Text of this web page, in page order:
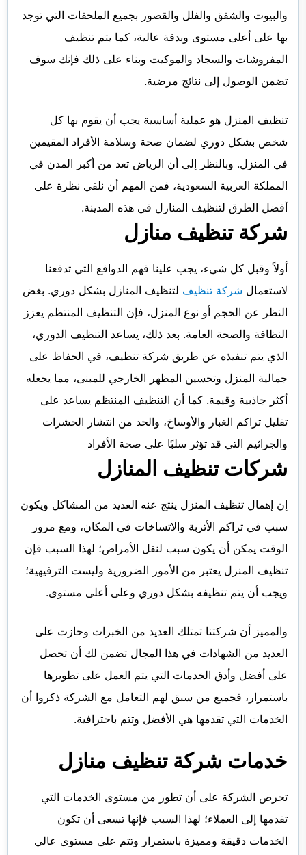
والبيوت والشقق والفلل والقصور بجميع الملحقات التي توجد
بها على أعلى مستوى وبدقة عالية، كما يتم تنظيف
المفروشات والسجاد والموكيت وبناء على ذلك فإنك سوف
تضمن الوصول إلى نتائج مرضية.
تنظيف المنزل هو عملية أساسية يجب أن يقوم بها كل
شخص بشكل دوري لضمان صحة وسلامة الأفراد المقيمين
في المنزل. وبالنظر إلى أن الرياض تعد من أكبر المدن في
المملكة العربية السعودية، فمن المهم أن نلقي نظرة على
أفضل الطرق لتنظيف المنازل في هذه المدينة.
شركة تنظيف منازل
أولاً وقبل كل شيء، يجب علينا فهم الدوافع التي تدفعنا
لاستعمال شركة تنظيف لتنظيف المنازل بشكل دوري. بغض
النظر عن الحجم أو نوع المنزل، فإن التنظيف المنتظم يعزز
النظافة والصحة العامة. بعد ذلك، يساعد التنظيف الدوري،
الذي يتم تنفيذه عن طريق شركة تنظيف، في الحفاظ على
جمالية المنزل وتحسين المظهر الخارجي للمبنى، مما يجعله
أكثر جاذبية وقيمة. كما أن التنظيف المنتظم يساعد على
تقليل تراكم الغبار والأوساخ، والحد من انتشار الحشرات
والجراثيم التي قد تؤثر سلبًا على صحة الأفراد
شركات تنظيف المنازل
إن إهمال تنظيف المنزل ينتج عنه العديد من المشاكل ويكون
سبب في تراكم الأتربة والاتساخات في المكان، ومع مرور
الوقت يمكن أن يكون سبب لنقل الأمراض؛ لهذا السبب فإن
تنظيف المنزل يعتبر من الأمور الضرورية وليست الترفيهية؛
ويجب أن يتم تنظيفه بشكل دوري وعلى أعلى مستوى.
والمميز أن شركتنا تمتلك العديد من الخبرات وحازت على
العديد من الشهادات في هذا المجال تضمن لك أن تحصل
على أفضل وأدق الخدمات التي يتم العمل على تطويرها
باستمرار، فجميع من سبق لهم التعامل مع الشركة ذكروا أن
الخدمات التي تقدمها هي الأفضل وتتم باحترافية.
خدمات شركة تنظيف منازل
تحرص الشركة على أن تطور من مستوى الخدمات التي
تقدمها إلى العملاء؛ لهذا السبب فإنها تسعى أن تكون
الخدمات دقيقة ومميزة باستمرار وتتم على مستوى عالي